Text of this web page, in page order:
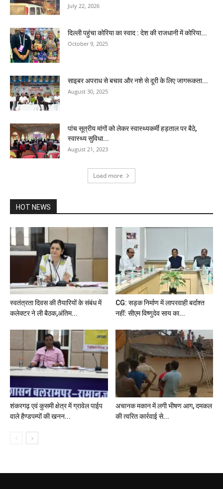
July 22, 2026
दिल्ली पहुंचा कोरिया का स्वाद : देश की राजधानी में कोरिया...
October 9, 2025
साइबर अपराध से बचाव और नशे से दूरी के लिए जागरूकता...
August 30, 2025
पांच सूत्रीय मांगों को लेकर स्वास्थ्यकर्मी हड़ताल पर बैठे,
स्वास्थ्य सुविधा...
August 21, 2023
Load more
HOT NEWS
स्वतंत्रता दिवस की तैयारियों के संबंध में
कलेक्टर ने ली बैठक,अंतिम...
CG: सड़क निर्माण में लापरवाही बर्दाश्त
नहीं: सीएम विष्णुदेव साय का...
शंकरगढ़ एवं कुसमी क्षेत्र में ग्रावेल पाईप
वाले हैण्डपम्पों की खनन...
अचानक मकान में लगी भीषण आग, दमकल
की त्वरित कार्रवाई से...